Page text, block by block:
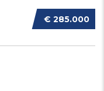
€ 285.000